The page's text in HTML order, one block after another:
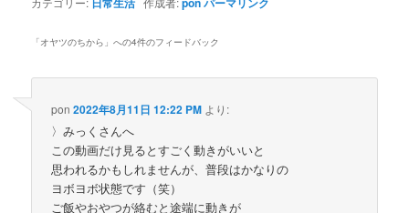
「オヤツのちから 」への4件のフィードバック
pon 2022年8月11日 12:22 PM より:
〉みっくさんへ
この動画だけ見るとすごく動きがいいと
思われるかもしれませんが、普段はかなりの
ヨボヨボ状態です（笑）
ご飯やおやつが絡むと途端に動きが